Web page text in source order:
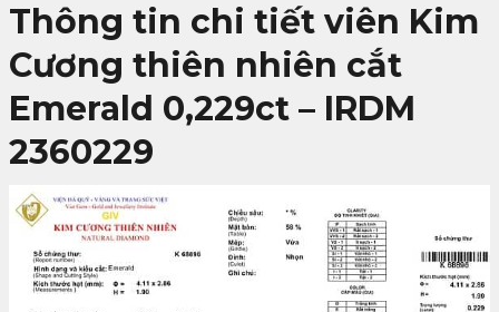
Thông tin chi tiết viên Kim
Cương thiên nhiên cắt
Emerald 0,229ct – IRDM
2360229